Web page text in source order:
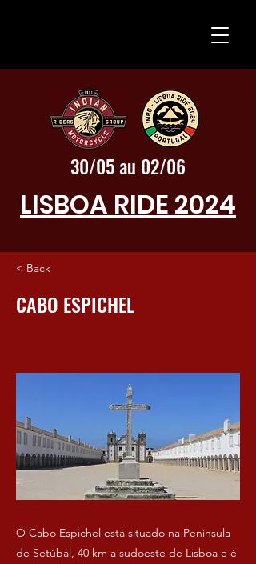
30/05 au 02/06
LISBOA RIDE 2024
< Back
CABO ESPICHEL
O Cabo Espichel está situado na Península
de Setúbal, 40 km a sudoeste de Lisboa e é